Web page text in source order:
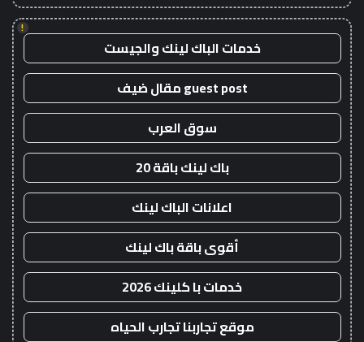
!
خدمات الباك لينك والجيست
guest post مقال ضيف
سوق العرب
باك لينك باقة 20
اعلانات الباك لينك
أقوى باقة باك لينك
خدمات با كلينك 2026
موقع تجاربنا تجارب الحياه